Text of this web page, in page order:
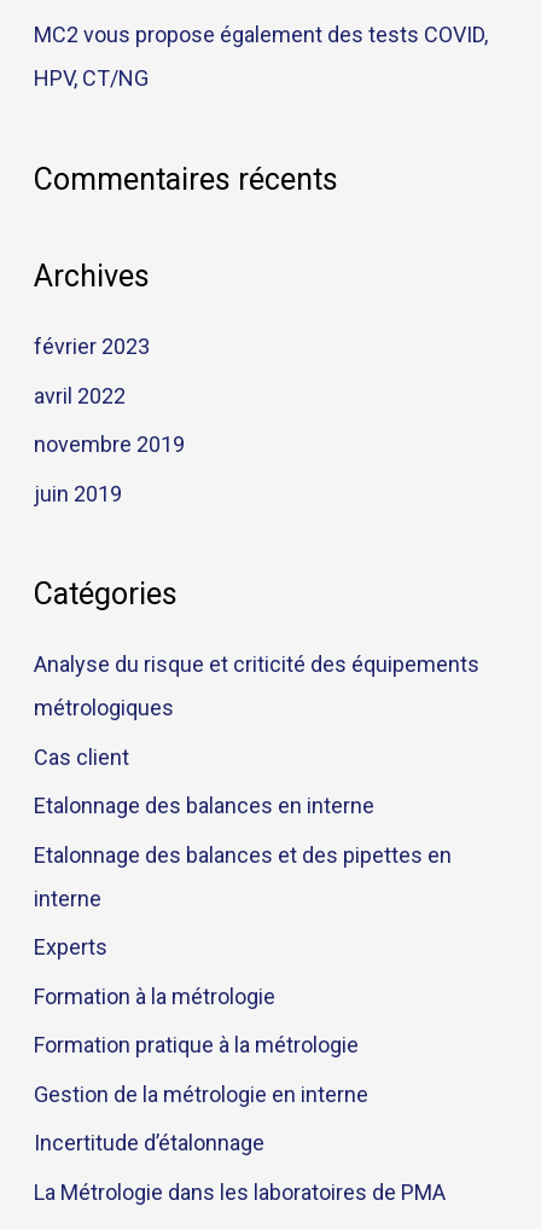
:
MC2 vous propose également des tests COVID,
HPV, CT/NG
Commentaires récents
Archives
février 2023
avril 2022
novembre 2019
juin 2019
Catégories
Analyse du risque et criticité des équipements
métrologiques
Cas client
Etalonnage des balances en interne
Etalonnage des balances et des pipettes en
interne
Experts
Formation à la métrologie
Formation pratique à la métrologie
Gestion de la métrologie en interne
Incertitude d’étalonnage
La Métrologie dans les laboratoires de PMA